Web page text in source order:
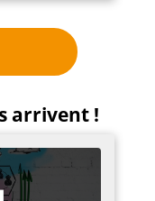
arrivent !